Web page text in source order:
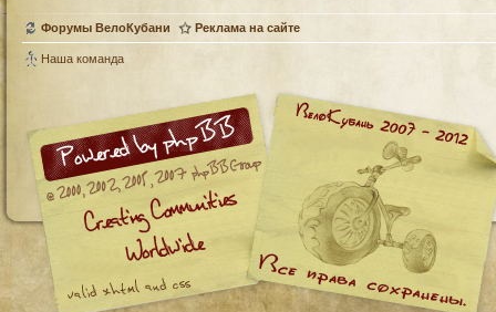
Форумы ВелоКубани Реклама на сайте
Наша команда